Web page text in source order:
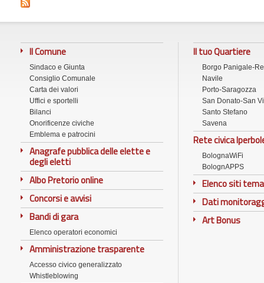
Il Comune
Sindaco e Giunta
Consiglio Comunale
Carta dei valori
Uffici e sportelli
Bilanci
Onorificenze civiche
Emblema e patrocini
Anagrafe pubblica delle elette e
degli eletti
Albo Pretorio online
Concorsi e avvisi
Bandi di gara
Elenco operatori economici
Amministrazione trasparente
Accesso civico generalizzato
Whistleblowing
Il tuo Quartiere
Borgo Panigale-
Navile
Porto-Saragozza
San Donato-San
Santo Stefano
Savena
Rete civica
BolognaWiFi
BolognAPPS
Elenco siti
Dati
Art Bonus